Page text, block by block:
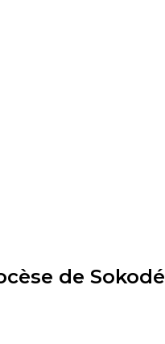
de Sokodé